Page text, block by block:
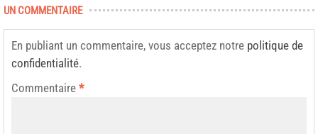
UN COMMENTAIRE
En publiant un commentaire, vous acceptez notre politique de
confidentialité.
Commentaire *